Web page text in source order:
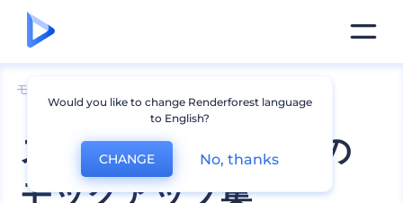
モックアップ
ステッカースタジオの
モックアップ集
Would you like to change Renderforest language
to English?
CHANGE No, thanks